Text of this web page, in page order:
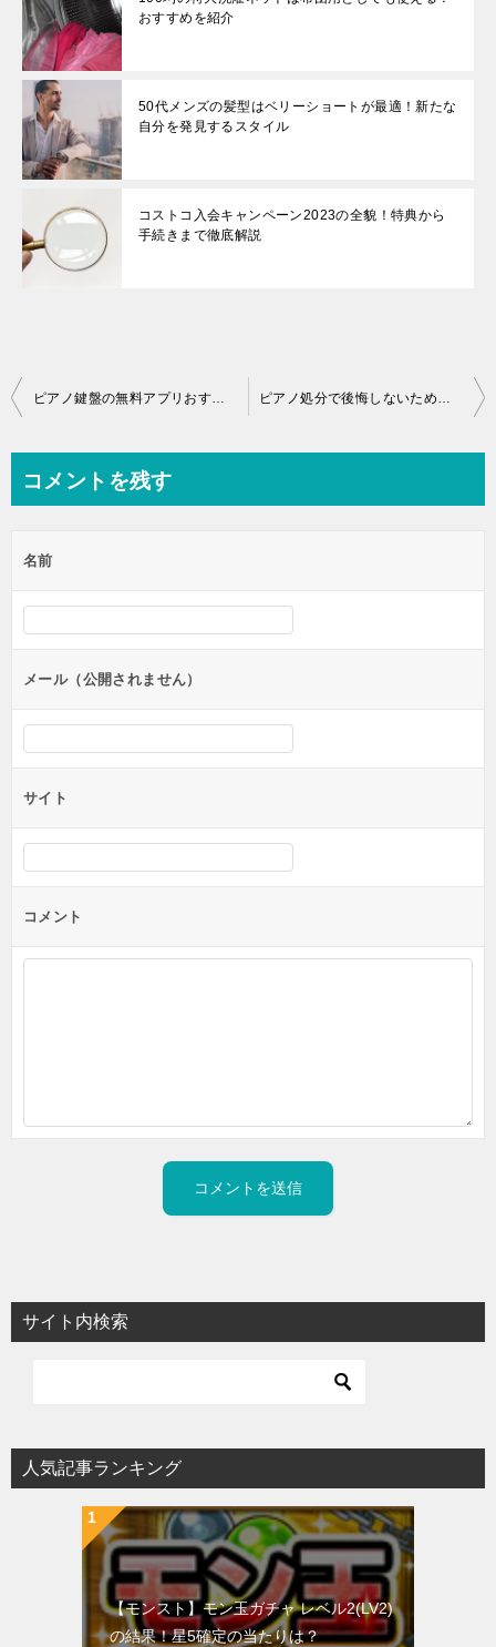
おすすめを紹介
50代メンズの髪型はベリーショートが最適！新たな
自分を発見するスタイル
コストコ入会キャンペーン2023の全貌！特典から
手続きまで徹底解説
投
ビ
ー
シ
ン
ピアノ鍵盤の無料アプリおすすめ！鍵盤の数が今より増えない理由は？ ピアノ処分で後悔しないために！無料処分や解体費用の相場は？
コメントを残す
名前
メール（公開されません）
サイト
コメント
サイト内検索
人気記事ランキング
【モンスト】モン玉ガチャ レベル2(LV2)
の結果！星5確定の当たりは？